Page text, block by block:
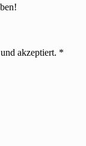
akzeptiert. *